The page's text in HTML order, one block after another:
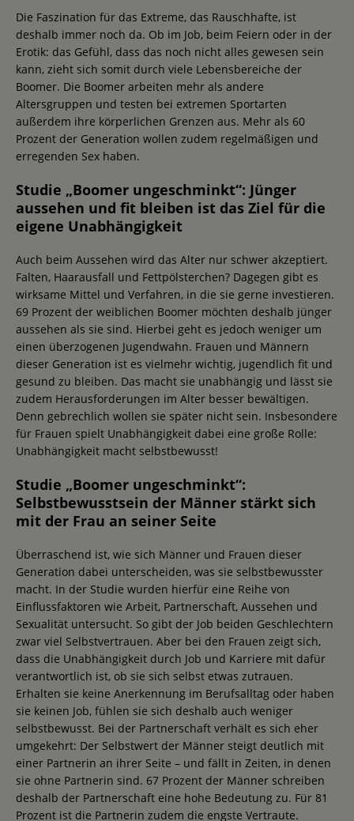
Die Faszination für das Extreme, das Rauschhafte, ist
deshalb immer noch da. Ob im Job, beim Feiern oder in der
Erotik: das Gefühl, dass das noch nicht alles gewesen sein
kann, zieht sich somit durch viele Lebensbereiche der
Boomer. Die Boomer arbeiten mehr als andere
Altersgruppen und testen bei extremen Sportarten
außerdem ihre körperlichen Grenzen aus. Mehr als 60
Prozent der Generation wollen zudem regelmäßigen und
erregenden Sex haben.
Studie „Boomer ungeschminkt“: Jünger
aussehen und fit bleiben ist das Ziel für die
eigene Unabhängigkeit
Auch beim Aussehen wird das Alter nur schwer akzeptiert.
Falten, Haarausfall und Fettpölsterchen? Dagegen gibt es
wirksame Mittel und Verfahren, in die sie gerne investieren.
69 Prozent der weiblichen Boomer möchten deshalb jünger
aussehen als sie sind. Hierbei geht es jedoch weniger um
einen überzogenen Jugendwahn. Frauen und Männern
dieser Generation ist es vielmehr wichtig, jugendlich fit und
gesund zu bleiben. Das macht sie unabhängig und lässt sie
zudem Herausforderungen im Alter besser bewältigen.
Denn gebrechlich wollen sie später nicht sein. Insbesondere
für Frauen spielt Unabhängigkeit dabei eine große Rolle:
Unabhängigkeit macht selbstbewusst!
Studie „Boomer ungeschminkt“:
Selbstbewusstsein der Männer stärkt sich
mit der Frau an seiner Seite
Überraschend ist, wie sich Männer und Frauen dieser
Generation dabei unterscheiden, was sie selbstbewusster
macht. In der Studie wurden hierfür eine Reihe von
Einflussfaktoren wie Arbeit, Partnerschaft, Aussehen und
Sexualität untersucht. So gibt der Job beiden Geschlechtern
zwar viel Selbstvertrauen. Aber bei den Frauen zeigt sich,
dass die Unabhängigkeit durch Job und Karriere mit dafür
verantwortlich ist, ob sie sich selbst etwas zutrauen.
Erhalten sie keine Anerkennung im Berufsalltag oder haben
sie keinen Job, fühlen sie sich deshalb auch weniger
selbstbewusst. Bei der Partnerschaft verhält es sich eher
umgekehrt: Der Selbstwert der Männer steigt deutlich mit
einer Partnerin an ihrer Seite – und fällt in Zeiten, in denen
sie ohne Partnerin sind. 67 Prozent der Männer schreiben
deshalb der Partnerschaft eine hohe Bedeutung zu. Für 81
Prozent ist die Partnerin zudem die engste Vertraute.